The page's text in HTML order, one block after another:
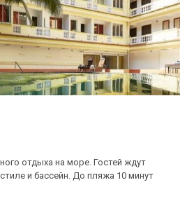
отдыха на море. Гостей ждут
и бассейн. До пляжа 10 минут